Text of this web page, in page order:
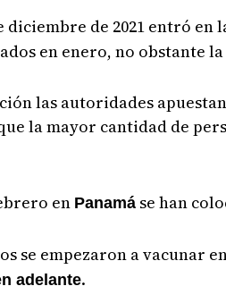
diciembre de 2021 entró en
en enero, no obstante
las autoridades
la mayor cantidad de
en Panamá se han
se empezaron a
adelante.